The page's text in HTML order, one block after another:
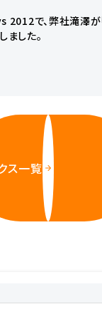
で、弊社滝澤が
ました。
ス一覧